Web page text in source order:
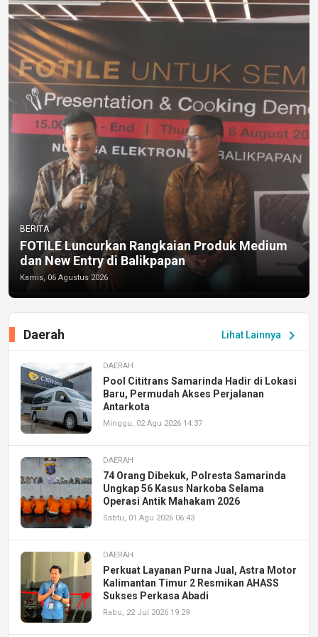
BERITA
FOTILE Luncurkan Rangkaian Produk Medium
dan New Entry di Balikpapan
Kamis, 06 Agustus 2026
Lihat Lainnya chevron_right
Daerah
DAERAH
Pool Cititrans Samarinda Hadir di Lokasi
Baru, Permudah Akses Perjalanan
Antarkota
Minggu, 02 Agu 2026 14:37
DAERAH
74 Orang Dibekuk, Polresta Samarinda
Ungkap 56 Kasus Narkoba Selama
Operasi Antik Mahakam 2026
Sabtu, 01 Agu 2026 06:43
DAERAH
Perkuat Layanan Purna Jual, Astra Motor
Kalimantan Timur 2 Resmikan AHASS
Sukses Perkasa Abadi
Rabu, 22 Jul 2026 19:29